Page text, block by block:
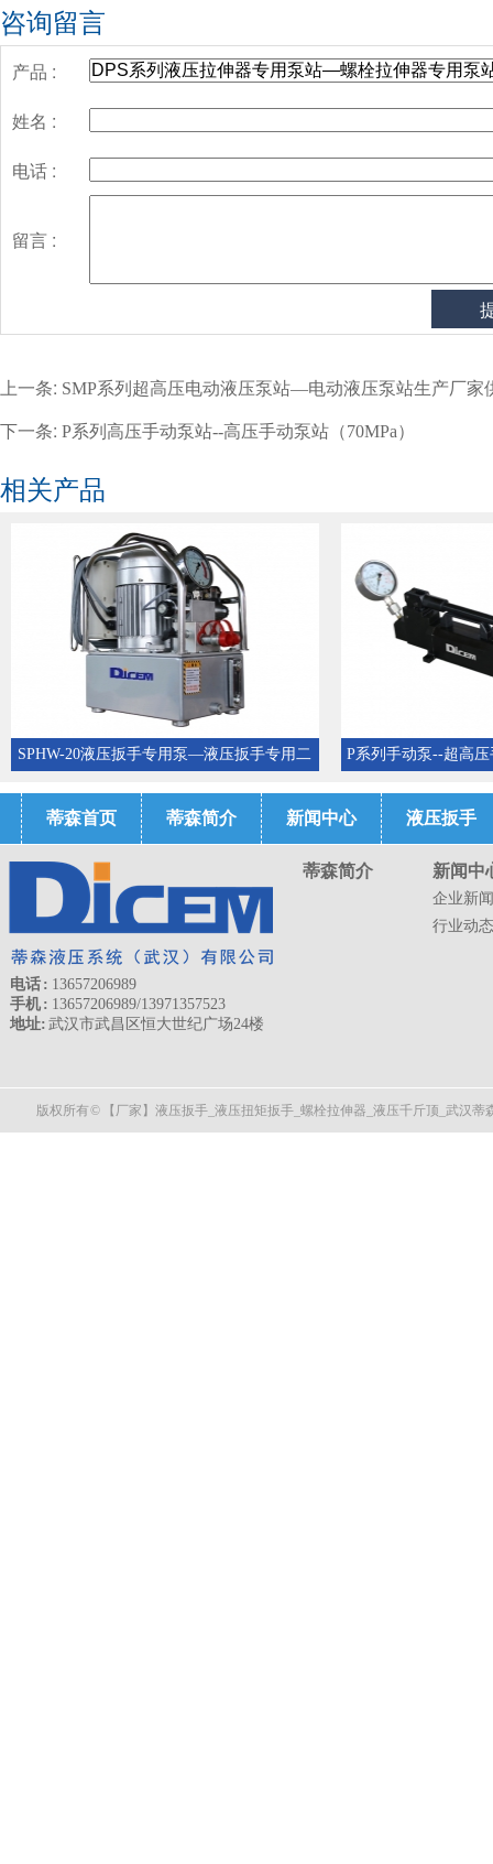
咨询留言
产品 :
姓名 :
电话 :
留言 :
上一条: SMP系列超高压电动液压泵站—电动液压泵站生产厂家
下一条: P系列高压手动泵站--高压手动泵站（70MPa）
相关产品
SPHW-20液压扳手专用泵—液压扳手专用二
P系列手动泵--超高
蒂森首页 蒂森简介 新闻中心 液压扳手
电话 : 13657206989
手机 : 13657206989/13971357523
地址:武汉市武昌区恒大世纪广场24楼
蒂森简介 新闻中
企业新闻
行业动态
版权所有 © 【厂家】液压扳手_液压扭矩扳手_螺栓拉伸器_液压千斤顶_武汉蒂